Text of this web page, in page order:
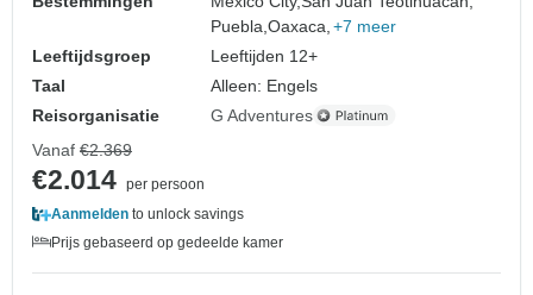
Puebla,Oaxaca, +7 meer
Leeftijdsgroep
Leeftijden 12+
Taal
Alleen: Engels
Reisorganisatie
G Adventures
Vanaf €2.369
€2.014 per persoon
Aanmelden to unlock savings
Prijs gebaseerd op gedeelde kamer